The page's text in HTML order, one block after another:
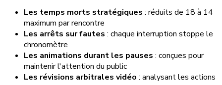
Les temps morts stratégiques : réduits de 18 à 14
maximum par rencontre
Les arrêts sur fautes : chaque interruption stoppe le
chronomètre
Les animations durant les pauses : conçues pour
maintenir l'attention du public
Les révisions arbitrales vidéo : analysant les actions